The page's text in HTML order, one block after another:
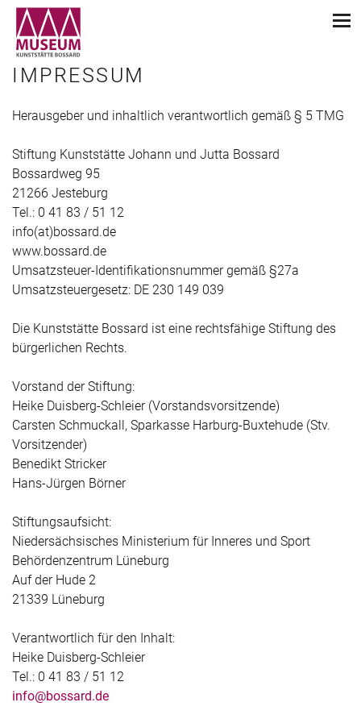
IMPRESSUM
Herausgeber und inhaltlich verantwortlich gemäß § 5 TMG
Stiftung Kunststätte Johann und Jutta Bossard
Bossardweg 95
21266 Jesteburg
Tel.: 0 41 83 / 51 12
info(at)bossard.de
www.bossard.de
Umsatzsteuer-Identifikationsnummer gemäß §27a
Umsatzsteuergesetz: DE 230 149 039
Die Kunststätte Bossard ist eine rechtsfähige Stiftung des
bürgerlichen Rechts.
Vorstand der Stiftung:
Heike Duisberg-Schleier (Vorstandsvorsitzende)
Carsten Schmuckall, Sparkasse Harburg-Buxtehude (Stv.
Vorsitzender)
Benedikt Stricker
Hans-Jürgen Börner
Stiftungsaufsicht:
Niedersächsisches Ministerium für Inneres und Sport
Behördenzentrum Lüneburg
Auf der Hude 2
21339 Lüneburg
Verantwortlich für den Inhalt:
Heike Duisberg-Schleier
Tel.: 0 41 83 / 51 12
info@bossard.de